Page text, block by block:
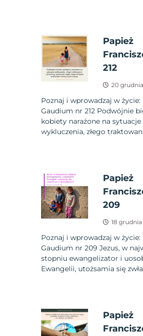
Papież
212
20
Poznaj i wprowadzaj w życie:
Gaudium nr 212 Podwójnie
kobiety narażone na sytuacje
wykluczenia, złego
Papież
209
18
Poznaj i wprowadzaj w życie:
Gaudium nr 209 Jezus, w
stopniu ewangelizator i
Ewangelii, utożsamia się
Papież